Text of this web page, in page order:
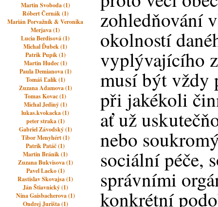
Martin Svoboda (1)
Róbert Černák (1)
Marián Porvažník & Veronika
Merjava (1)
Lucia Berdisová (1)
Michal Ďubek (1)
Patrik Pupík (1)
Martin Hudec (1)
Paula Demianova (1)
Tomáš Ľalík (1)
Zuzana Adamova (1)
Tomas Kovac (1)
Michal Jediný (1)
lukas.kvokacka (1)
peter straka (1)
Gabriel Závodský (1)
Tibor Menyhért (1)
Patrik Patáč (1)
Martin Bránik (1)
Zuzana Bukvisova (1)
Pavel Lacko (1)
Rastislav Skovajsa (1)
Ján Štiavnický (1)
Nina Gaisbacherova (1)
Ondrej Jurišta (1)
zohledňování
okolností
vyplývajícího
musí být vždy
při jakékoli
ať už
nebo
sociální péče,
správními
konkrétní